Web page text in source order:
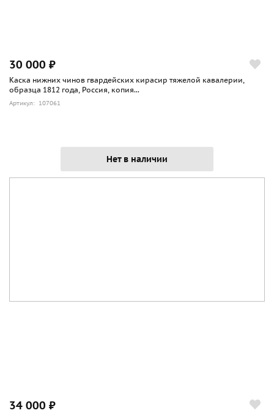
30 000 ₽
Каска нижних чинов гвардейских кирасир тяжелой кавалерии,
образца 1812 года, Россия, копия...
Артикул: 107061
Нет в наличии
34 000 ₽